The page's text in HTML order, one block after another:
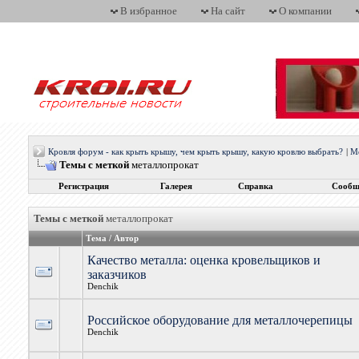
В избранное На сайт О компании
Кровля форум - как крыть крышу, чем крыть крышу, какую кровлю выбрать?
Темы с меткой металлопрокат
Регистрация Галерея Справка
Темы с меткой металлопрокат
Тема / Автор
Качество металла: оценка кровельщиков и
заказчиков
Denchik
Российское оборудование для металлочерепицы
Denchik